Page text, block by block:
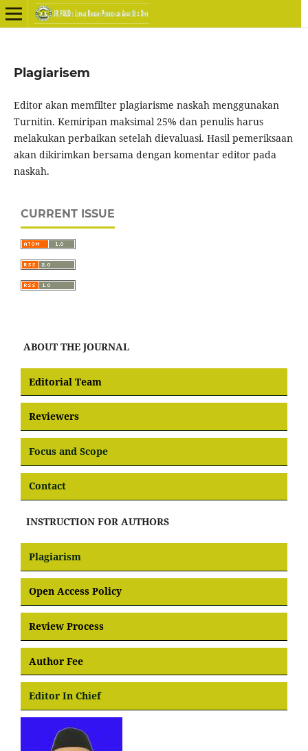
Plagiarisem
Editor akan memfilter plagiarisme naskah menggunakan
Turnitin. Kemiripan maksimal 25% dan penulis harus
melakukan perbaikan setelah dievaluasi. Hasil pemeriksaan
akan dikirimkan bersama dengan komentar editor pada
naskah.
CURRENT ISSUE
ABOUT THE JOURNAL
Editorial Team
Reviewers
Focus and Scope
Contact
INSTRUCTION FOR AUTHORS
Plagiarism
Open Access Policy
Review Process
Author Fee
Editor In Chief